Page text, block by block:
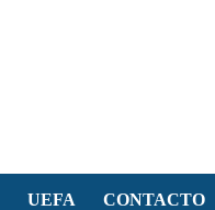
UEFA CONTACTO